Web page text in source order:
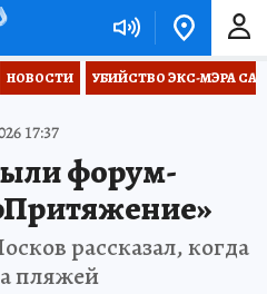
НОВОСТИ УБИЙСТВО ЭКС-МЭРА
17:37
форум-
рассказал, когда
пляжей